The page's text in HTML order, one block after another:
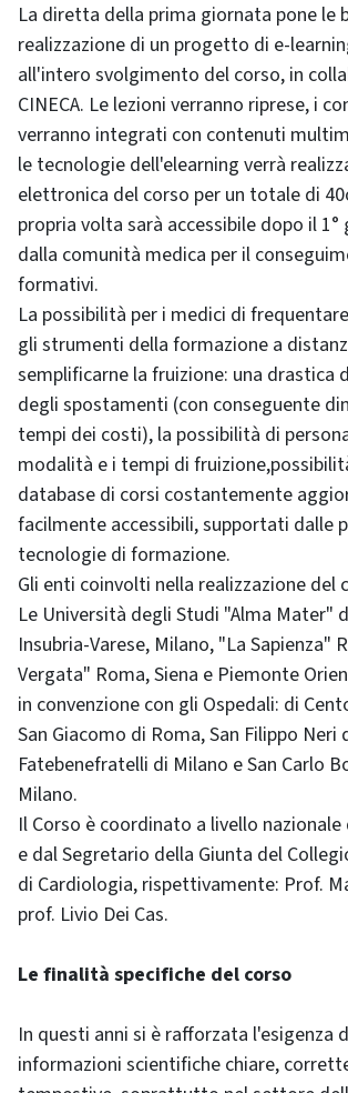
La diretta della prima giornata pone le
realizzazione di un progetto di e-
all'intero svolgimento del corso, in
CINECA. Le lezioni verranno riprese, i
verranno integrati con contenuti
le tecnologie dell'elearning verrà
elettronica del corso per un totale di
propria volta sarà accessibile dopo il 1°
dalla comunità medica per il
formativi.
La possibilità per i medici di
gli strumenti della formazione a
semplificarne la fruizione: una drastica
degli spostamenti (con conseguente
tempi dei costi), la possibilità di
modalità e i tempi di
database di corsi costantemente
facilmente accessibili, supportati dalle
tecnologie di formazione.
Gli enti coinvolti nella realizzazione del
Le Università degli Studi "Alma Mater"
Insubria-Varese, Milano, "La Sapienza"
Vergata" Roma, Siena e Piemonte
in convenzione con gli Ospedali: di
San Giacomo di Roma, San Filippo Neri
Fatebenefratelli di Milano e San Carlo
Milano.
Il Corso è coordinato a livello
e dal Segretario della Giunta del
di Cardiologia, rispettivamente: Prof.
prof. Livio Dei Cas.
Le finalità specifiche del corso
In questi anni si è rafforzata l'esigenza
informazioni scientifiche chiare,